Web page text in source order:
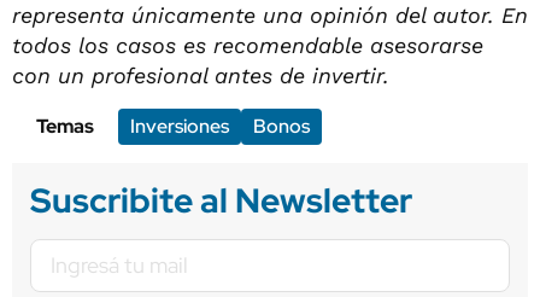
representa únicamente una opinión del autor. En
todos los casos es recomendable asesorarse
con un profesional antes de invertir.
Temas
Inversiones Bonos
Suscribite al Newsletter